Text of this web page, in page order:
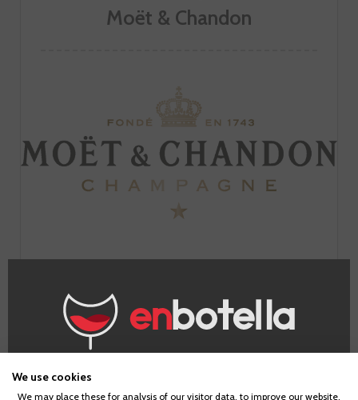
Moët & Chandon
¿Eres mayor de edad?
We use cookies
We may place these for analysis of our visitor data, to improve our website,